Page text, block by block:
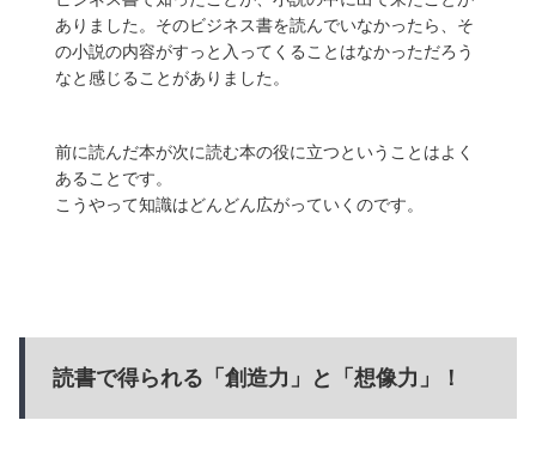
ありました。そのビジネス書を読んでいなかったら、そ
の小説の内容がすっと入ってくることはなかっただろう
なと感じることがありました。
前に読んだ本が次に読む本の役に立つということはよく
あることです。
こうやって知識はどんどん広がっていくのです。
読書で得られる「創造力」と「想像力」！